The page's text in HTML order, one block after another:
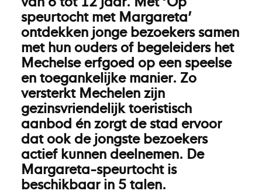
speurtocht met Margareta’
ontdekken jonge bezoekers samen
met hun ouders of begeleiders het
Mechelse erfgoed op een speelse
en toegankelijke manier. Zo
versterkt Mechelen zijn
gezinsvriendelijk toeristisch
aanbod én zorgt de stad ervoor
dat ook de jongste bezoekers
actief kunnen deelnemen. De
Margareta-speurtocht is
beschikbaar in 5 talen.